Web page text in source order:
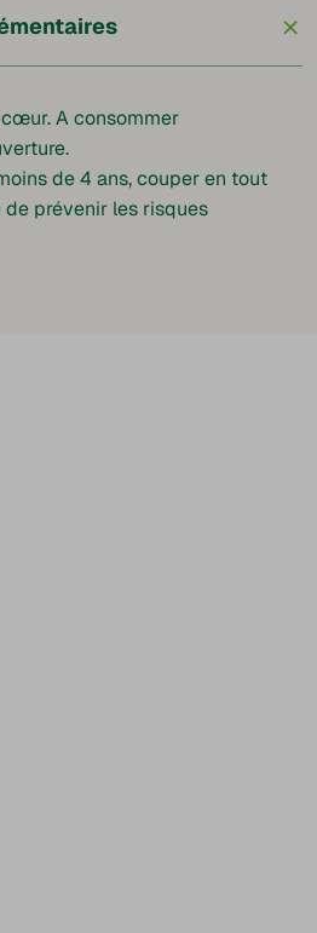
+
A consommer
de 4 ans, couper en tout
prévenir les risques